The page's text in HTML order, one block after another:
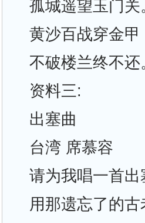
孤城遥望玉门
黄沙百战穿金
不破楼兰终不
资料三:
出塞曲
台湾 席慕容
请为我唱一首出
用那遗忘了的古